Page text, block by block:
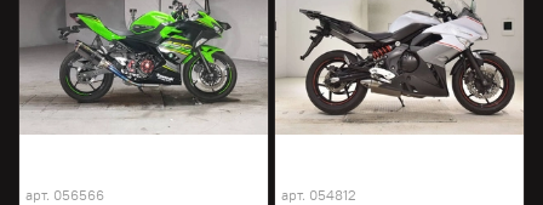
арт. 056566 арт. 054812